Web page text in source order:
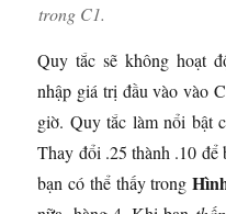
trong C1.
Quy tắc sẽ không hoạt
nhập giá trị đầu vào vào
giờ. Quy tắc làm nổi bật
Thay đổi .25 thành .10 để
bạn có thể thấy trong